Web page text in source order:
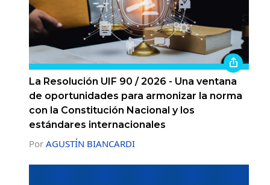
La Resolución UIF 90 / 2026 - Una ventana
de oportunidades para armonizar la norma
con la Constitución Nacional y los
estándares internacionales
Por AGUSTÍN BIANCARDI